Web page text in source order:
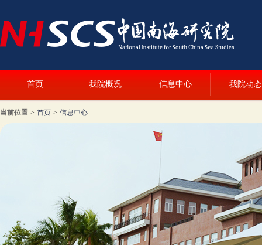
首页 我院概况 信息中心 我院动态
当前位置 > 首页 > 信息中心